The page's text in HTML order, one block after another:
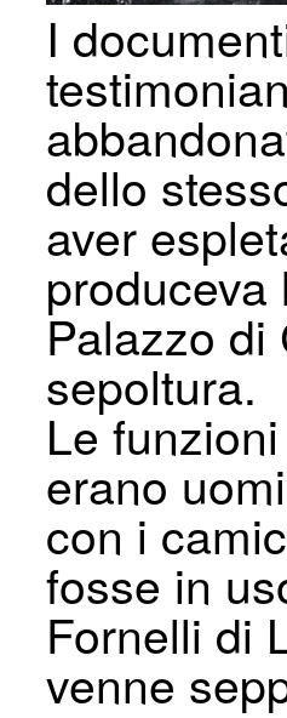
I
dello
aver
Palazzo di
sepoltura.
Le
erano
con i
fosse in
Fornelli di
venne